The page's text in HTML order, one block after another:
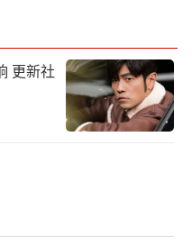
更新社